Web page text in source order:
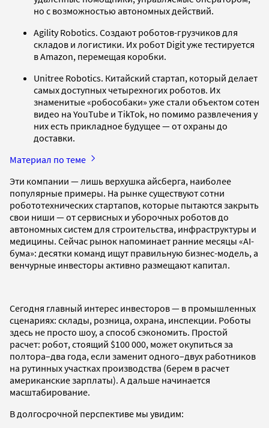
но с возможностью автономных действий.
Agility Robotics. Создают роботов-грузчиков для
складов и логистики. Их робот Digit уже тестируется
в Amazon, перемещая коробки.
Unitree Robotics. Китайский стартап, который делает
самых доступных четырехногих роботов. Их
знаменитые «робособаки» уже стали объектом сотен
видео на YouTube и TikTok, но помимо развлечения у
них есть прикладное будущее — от охраны до
доставки.
Материал по теме
Эти компании — лишь верхушка айсберга, наиболее
популярные примеры. На рынке существуют сотни
робототехнических стартапов, которые пытаются закрыть
свои ниши — от сервисных и уборочных роботов до
автономных систем для строительства, инфраструктуры и
медицины. Сейчас рынок напоминает ранние месяцы «AI-
бума»: десятки команд ищут правильную бизнес-модель, а
венчурные инвесторы активно размещают капитал.
Сегодня главный интерес инвесторов — в промышленных
сценариях: склады, розница, охрана, инспекции. Роботы
здесь не просто шоу, а способ сэкономить. Простой
расчет: робот, стоящий $100 000, может окупиться за
полтора–два года, если заменит одного–двух работников
на рутинных участках производства (берем в расчет
американские зарплаты). А дальше начинается
масштабирование.
В долгосрочной перспективе мы увидим: